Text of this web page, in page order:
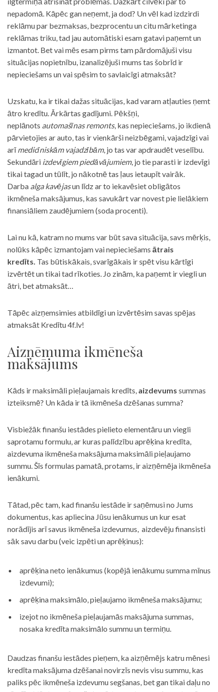
nepadomā. Kāpēc gan neņemt, ja dod? Un vēl kad izdzirdi
reklāmu par bezmaksas, bezprocentu un citu mārketinga
reklāmas triku, tad jau automātiski esam gatavi paņemt un
izmantot. Bet vai mēs esam pirms tam pārdomājuši visu
situācijas nopietnību, izanalizējuši mums tas šobrīd ir
nepieciešams un vai spēsim to savlaicīgi atmaksāt?
Uzskatu, ka ir tikai dažas situācijas, kad varam atļauties ņemt
ātro kredītu. Ārkārtas gadījumi. Pēkšņi,
neplānots automašīnas remonts, kas nepieciešams, jo ikdienā
pārvietojies ar auto, tas ir vienkārši neizbēgami, vajadzīgi vai
arīmedicīniskām vajadzībām, jo tas var apdraudēt veselību.
Sekundāri izdevīgiem piedāvājumiem, jo tie parasti ir izdevīgi
tikai tagad un tūlīt, jo nākotnē tas ļaus ietaupīt vairāk.
Darba alga kavējasun līdz ar to iekavēsiet obligātos
ikmēneša maksājumus, kas savukārt var novest pie lielākiem
finansiāliem zaudējumiem (soda procenti).
Lai nu kā, katram no mums var būt sava situācija, savs mērķis,
nolūks kāpēc izmantojam vai nepieciešams ātrais
kredīts. Tas būtiskākais, svarīgākais ir spēt visu kārtīgi
izvērtēt un tikai tad rīkoties. Jo zinām, ka paņemt ir viegli un
ātri, bet atmaksāt…
Tāpēc aizņemsimies atbildīgi un izvērtēsim savas spējas
atmaksāt Kredītu 4f.lv!
Aizņēmuma ikmēneša
maksājums
Kāds ir maksimāli pieļaujamais kredīts, aizdevums summas
izteiksmē? Un kāda ir tā ikmēneša dzēšanas summa?
Visbiežāk finanšu iestādes pielieto elementāru un viegli
saprotamu formulu, ar kuras palīdzību aprēķina kredīta,
aizdevuma ikmēneša maksājuma maksimāli pieļaujamo
summu. Šīs formulas pamatā, protams, ir aizņēmēja ikmēneša
ienākumi.
Tātad, pēc tam, kad finanšu iestāde ir saņēmusi no Jums
dokumentus, kas apliecina Jūsu ienākumus un kur esat
norādījis arī savus ikmēneša izdevumus, aizdevēju finansisti
sāk savu darbu (veic izpēti un aprēķinus):
aprēķina neto ienākumus (kopējā ienākumu summa mīnus
izdevumi);
aprēķina maksimālo, pieļaujamo ikmēneša maksājumu;
izejot no ikmēneša pieļaujamās maksājuma summas,
nosaka kredīta maksimālo summu un termiņu.
Daudzas finanšu iestādes pieņem, ka aizņēmējs katru mēnesi
kredīta maksājuma dzēšanai novirzīs nevis visu summu, kas
paliks pēc ikmēneša izdevumu segšanas, bet gan tikai daļu no